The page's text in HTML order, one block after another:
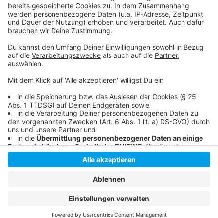
Schon 2020 klar, aber bisher kaum genutzt:
Füchschen neu im Dome
Anzeige
Anzeige